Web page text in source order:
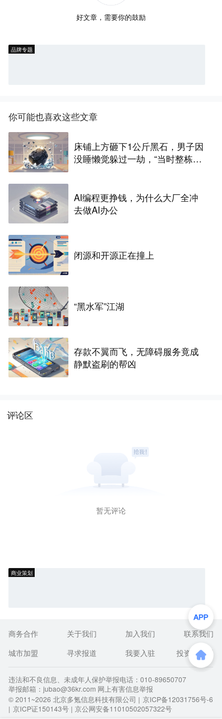
好文章，需要你的鼓励
品牌专题
你可能也喜欢这些文章
床铺上方砸下1公斤黑石，男子因
没睡懒觉躲过一劫，“当时整栋房
AI编程更挣钱，为什么大厂全冲
去做AI办公
闭源和开源正在撞上
“黑水军”江湖
存款不翼而飞，无障碍服务竟成
静默盗刷的帮凶
评论区
暂无评论
商业策划
商务合作 关于我们 加入我们
联系我们
城市加盟
寻求报道 我要入驻 投资者关系
违法和不良信息、未成年人保护举报电话：010-89650707
举报邮箱：jubao@36kr.com 网上有害信息举报
© 2011~2026 北京多氪信息科技有限公司 | 京ICP备12031756号-6
| 京ICP证150143号 | 京公网安备11010502057322号